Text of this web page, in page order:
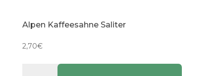
Alpen Kaffeesahne Saliter
2,70€